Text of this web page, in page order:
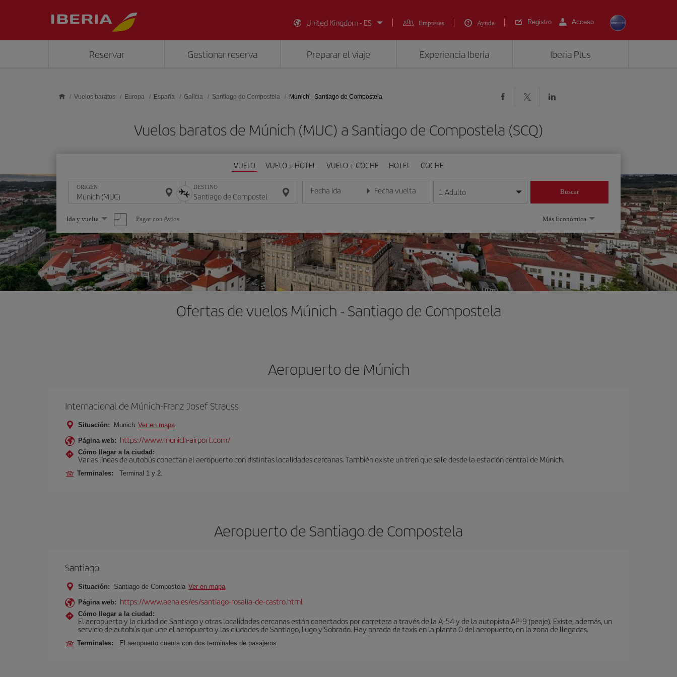
United Kingdom - ES
Empresas Ayuda Registro Acceso
Reservar Gestionar reserva Preparar el viaje Experiencia Iberia Iberia Plus
Vuelos baratos Europa España Galicia Santiago de Compostela Múnich - Santiago de Compostela
Vuelos baratos de Múnich (MUC) a Santiago de Compostela (SCQ)
VUELO VUELO + HOTEL VUELO + COCHE HOTEL COCHE
ORIGEN DESTINO Fecha ida
Introduce la fecha en formato día/mes/año
Fecha vuelta
Introduce la fecha en formato día/mes/año
1 Adulto Buscar
Seleccione
una
opción
Ida y vuelta Pagar con Avios Más Económica
Ofertas de vuelos Múnich - Santiago de Compostela
Aeropuerto de Múnich
Internacional de Múnich-Franz Josef Strauss
Situación: Munich Ver en mapa
Página web: https://www.munich-airport.com/
Cómo llegar a la ciudad:
Varias líneas de autobús conectan el aeropuerto con distintas localidades cercanas. También existe un tren que sale desde la estación central de Múnich.
Terminales: Terminal 1 y 2.
Aeropuerto de Santiago de Compostela
Santiago
Situación: Santiago de Compostela Ver en mapa
Página web: https://www.aena.es/es/santiago-rosalia-de-castro.html
Cómo llegar a la ciudad:
El aeropuerto y la ciudad de Santiago y otras localidades cercanas están conectados por carretera a través de la A-54 y de la autopista AP-9 (peaje). Existe, además, un
servicio de autobús que une el aeropuerto y las ciudades de Santiago, Lugo y Sobrado. Hay parada de taxis en la planta 0 del aeropuerto, en la zona de llegadas.
Terminales: El aeropuerto cuenta con dos terminales de pasajeros.